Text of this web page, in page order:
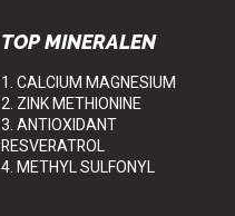
TOP MINERALEN
1. CALCIUM MAGNESIUM
2. ZINK METHIONINE
3. ANTIOXIDANT
RESVERATROL
4. METHYL SULFONYL